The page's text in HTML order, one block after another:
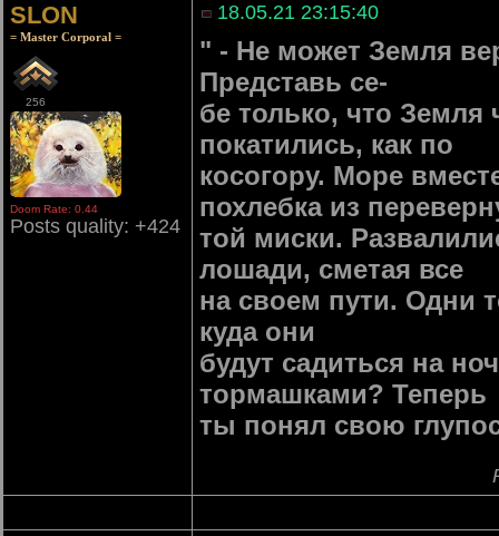
SLON
= Master Corporal =
256
Doom Rate: 0.44
Posts quality: +424
18.05.21 23:15:40
" - Не может Земля
Представь се-
бе только, что
покатились, как по
косогору. Море
похлебка из
той миски.
лошади, сметая все
на своем пути. Одни
куда они
будут садиться на
тормашками? Теперь
ты понял свою